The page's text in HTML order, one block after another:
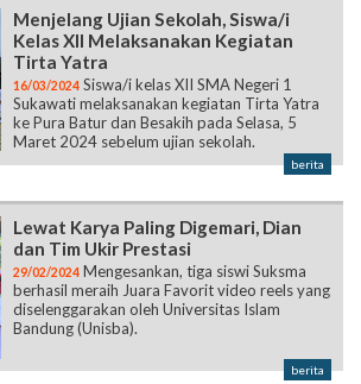
Menjelang Ujian Sekolah, Siswa/i
Kelas XII Melaksanakan Kegiatan
Tirta Yatra
16/03/2024 Siswa/i kelas XII SMA Negeri 1
Sukawati melaksanakan kegiatan Tirta Yatra
ke Pura Batur dan Besakih pada Selasa, 5
Maret 2024 sebelum ujian sekolah.
berita
Lewat Karya Paling Digemari, Dian
dan Tim Ukir Prestasi
29/02/2024 Mengesankan, tiga siswi Suksma
berhasil meraih Juara Favorit video reels yang
diselenggarakan oleh Universitas Islam
Bandung (Unisba).
berita